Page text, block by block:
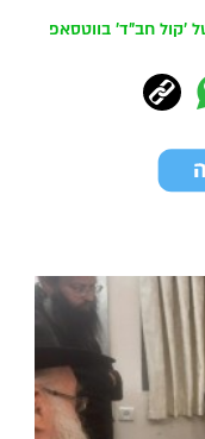
'קול חב"ד' בווטסאפ